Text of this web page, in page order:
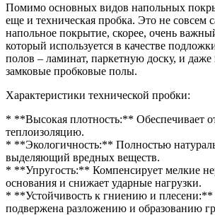
Помимо основных видов напольных
еще и техническая пробка. Это не совсем
напольное покрытие, скорее, очень
который используется в качестве
полов – ламинат, паркетную доску, и
замковые пробковые полы.
Характеристики технической пробки:
* **Высокая плотность:** Обеспечивает
теплоизоляцию.
* **Экологичность:** Полностью
выделяющий вредных веществ.
* **Упругость:** Компенсирует мелкие
основания и снижает ударные нагрузки.
* **Устойчивость к гниению и
подвержена разложению и образованию